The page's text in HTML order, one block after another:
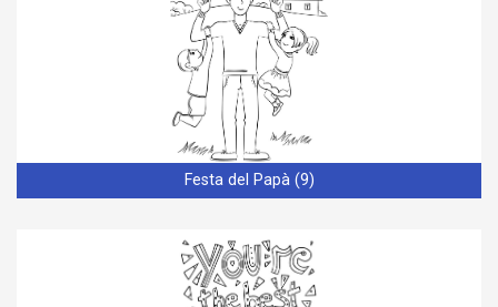
Festa del Papà (9)